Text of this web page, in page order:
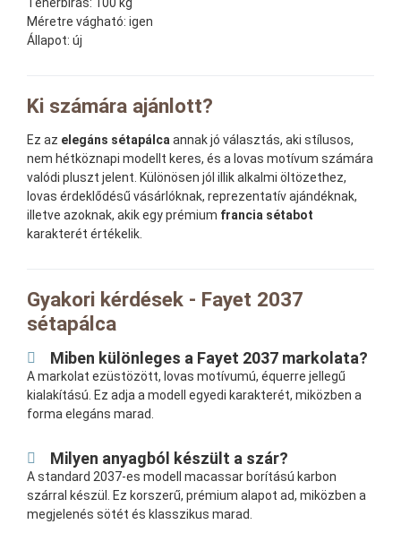
Méretre vágható: igen
Állapot: új
Ki számára ajánlott?
Ez az elegáns sétapálca annak jó választás, aki stílusos,
nem hétköznapi modellt keres, és a lovas motívum számára
valódi pluszt jelent. Különösen jól illik alkalmi öltözethez,
lovas érdeklődésű vásárlóknak, reprezentatív ajándéknak,
illetve azoknak, akik egy prémium francia sétabot
karakterét értékelik.
Gyakori kérdések - Fayet 2037
sétapálca
Miben különleges a Fayet 2037 markolata?
A markolat ezüstözött, lovas motívumú, équerre jellegű
kialakítású. Ez adja a modell egyedi karakterét, miközben a
forma elegáns marad.
Milyen anyagból készült a szár?
A standard 2037-es modell macassar borítású karbon
szárral készül. Ez korszerű, prémium alapot ad, miközben a
megjelenés sötét és klasszikus marad.